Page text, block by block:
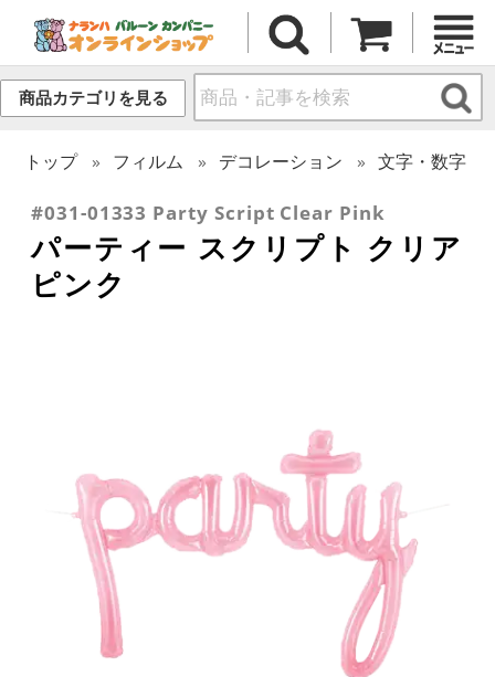
商品カテゴリを見る
トップ フィルム デコレーション 文字・数字
#031-01333 Party Script Clear Pink
パーティー スクリプト クリア
ピンク